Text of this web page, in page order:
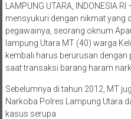
LAMPUNG UTARA, INDONESIA
mensyukuri dengan nikmat yang
pegawainya, seorang oknum
lampung Utara MT (40) warga
kembali harus berurusan
saat transaksi barang haram
Sebelumnya di tahun 2012, MT
Narkoba Polres Lampung Utara
kasus serupa